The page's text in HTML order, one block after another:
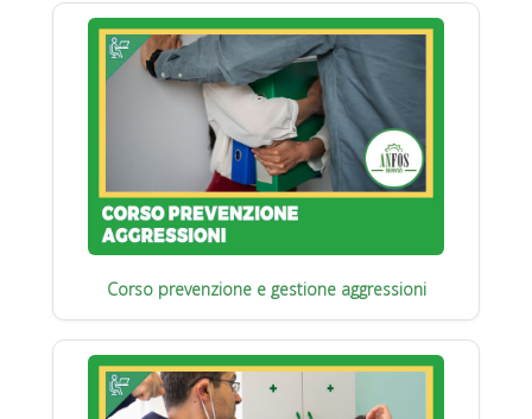
Corso prevenzione e gestione aggressioni